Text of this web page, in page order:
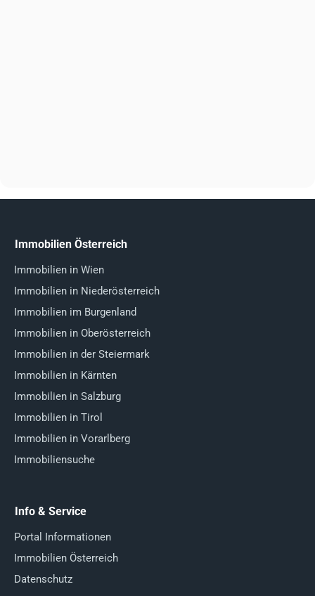
Immobilien Österreich
Immobilien in Wien
Immobilien in Niederösterreich
Immobilien im Burgenland
Immobilien in Oberösterreich
Immobilien in der Steiermark
Immobilien in Kärnten
Immobilien in Salzburg
Immobilien in Tirol
Immobilien in Vorarlberg
Immobiliensuche
Info & Service
Portal Informationen
Immobilien Österreich
Datenschutz